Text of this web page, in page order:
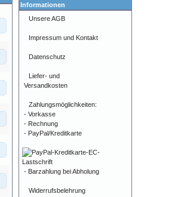
Informationen
Unsere AGB
Impressum und Kontakt
Datenschutz
Liefer- und
Versandkosten
Zahlungsmöglichkeiten:
- Vorkasse
- Rechnung
- PayPal/Kreditkarte
- Barzahlung bei Abholung
Widerrufsbelehrung